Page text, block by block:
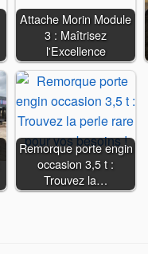
Attache Morin Module
3 : Maîtrisez
l'Excellence
Remorque porte engin
occasion 3,5 t :
Trouvez la…